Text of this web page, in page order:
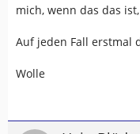
mich, wenn das das
Auf jeden Fall erstmal
Wolle